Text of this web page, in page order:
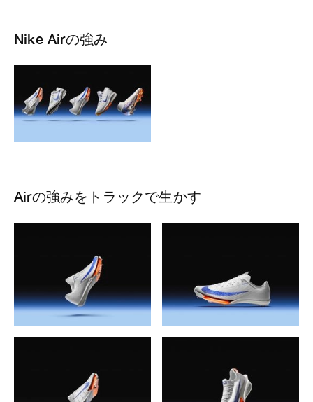
Nike Airの強み
Airの強みをトラックで生かす